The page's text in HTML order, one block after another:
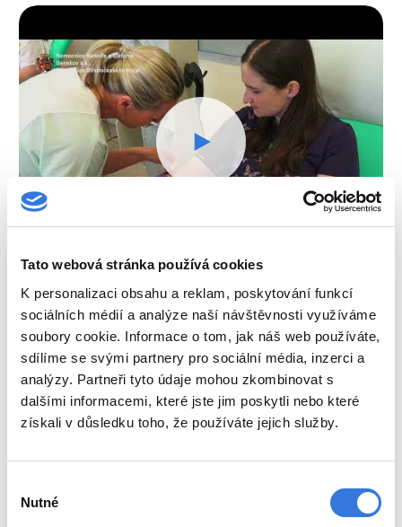
Tato webová stránka používá cookies
K personalizaci obsahu a reklam, poskytování funkcí
sociálních médií a analýze naší návštěvnosti využíváme
soubory cookie. Informace o tom, jak náš web používáte,
sdílíme se svými partnery pro sociální média, inzerci a
analýzy. Partneři tyto údaje mohou zkombinovat s
dalšími informacemi, které jste jim poskytli nebo které
získali v důsledku toho, že používáte jejich služby.
souhlasu
Nutné
Náš tým
Stáže a praxe Volné pozice